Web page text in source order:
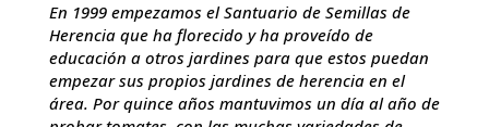
En 1999 empezamos el Santuario de Semillas de
Herencia que ha florecido y ha proveído de
educación a otros jardines para que estos puedan
empezar sus propios jardines de herencia en el
área. Por quince años mantuvimos un día al año de